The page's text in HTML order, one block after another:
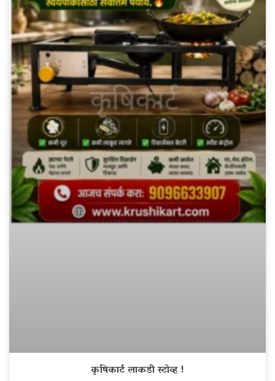
कृषिकार्ट लाकडी स्टोव्ह !